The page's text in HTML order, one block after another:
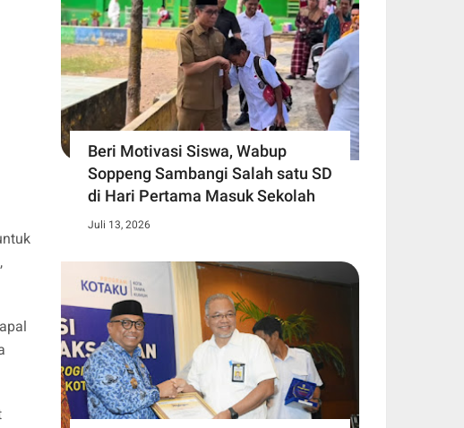
Beri Motivasi Siswa, Wabup
Soppeng Sambangi Salah satu SD
di Hari Pertama Masuk Sekolah
Juli 13, 2026